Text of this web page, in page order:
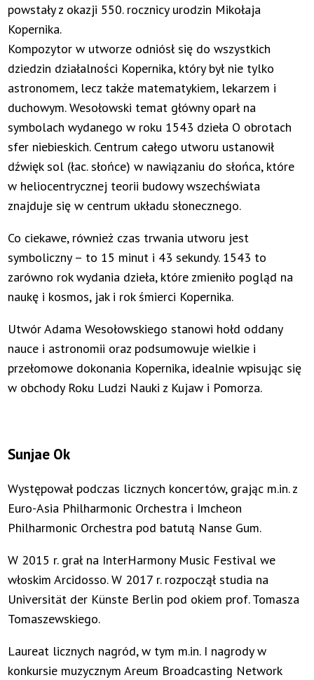
powstały z okazji 550. rocznicy urodzin Mikołaja
Kopernika.
Kompozytor w utworze odniósł się do wszystkich
dziedzin działalności Kopernika, który był nie tylko
astronomem, lecz także matematykiem, lekarzem i
duchowym. Wesołowski temat główny oparł na
symbolach wydanego w roku 1543 dzieła O obrotach
sfer niebieskich. Centrum całego utworu ustanowił
dźwięk sol (łac. słońce) w nawiązaniu do słońca, które
w heliocentrycznej teorii budowy wszechświata
znajduje się w centrum układu słonecznego.
Co ciekawe, również czas trwania utworu jest
symboliczny – to 15 minut i 43 sekundy. 1543 to
zarówno rok wydania dzieła, które zmieniło pogląd na
naukę i kosmos, jak i rok śmierci Kopernika.
Utwór Adama Wesołowskiego stanowi hołd oddany
nauce i astronomii oraz podsumowuje wielkie i
przełomowe dokonania Kopernika, idealnie wpisując się
w obchody Roku Ludzi Nauki z Kujaw i Pomorza.
Sunjae Ok
Występował podczas licznych koncertów, grając m.in. z
Euro-Asia Philharmonic Orchestra i Imcheon
Philharmonic Orchestra pod batutą Nanse Gum.
W 2015 r. grał na InterHarmony Music Festival we
włoskim Arcidosso. W 2017 r. rozpoczął studia na
Universität der Künste Berlin pod okiem prof. Tomasza
Tomaszewskiego.
Laureat licznych nagród, w tym m.in. I nagrody w
konkursie muzycznym Areum Broadcasting Network